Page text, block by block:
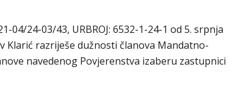
24-03/43, URBROJ: 6532-1-24-1 od 5. srpnja
Klarić razriješe dužnosti članova Mandatno-
navedenog Povjerenstva izaberu zastupnici